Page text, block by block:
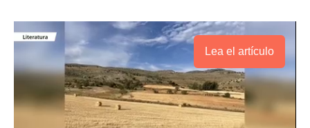
Lea el artículo